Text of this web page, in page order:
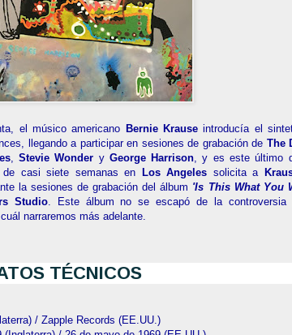
el músico americano Bernie Krause introducía el
llegando a participar en sesiones de grabación de The
, Stevie Wonder y George Harrison , y es este último
casi siete semanas en Los Angeles solicita a
la sesiones de grabación del álbum 'Is This What You
Studio. Este álbum no se escapó de la controversia
narraremos más adelante.
TÉCNICOS
/ Zapple Records (EE.UU.)